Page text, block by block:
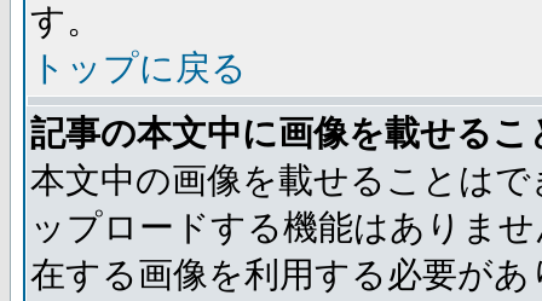
す。
トップに戻る
記事の本文中に画像を載せる
本文中の画像を載せることは
ップロードする機能はありま
在する画像を利用する必要が